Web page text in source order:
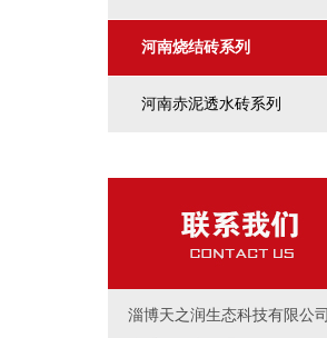
河南烧结砖系列
河南赤泥透水砖系列
淄博天之润生态科技有限公司